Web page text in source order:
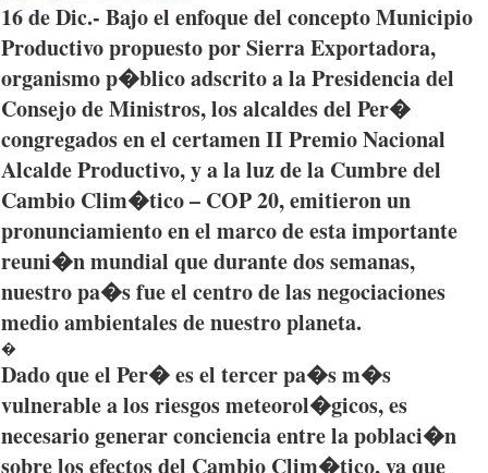
16 deDic.- Bajoel enfoquedel conceptoMunicipio
ProductivopropuestoporSierraExportadora,
organismop�blicoadscritoa laPresidenciadel
ConsejodeMinistros, losalcaldesdel Per�
congregadosen el certamenIIPremioNacional
AlcaldeProductivo, y a laluzde la Cumbredel
Cambio Clim�tico– COP 20,emitieronun
pronunciamientoen el marcodeestaimportante
reuni�nmundial quedurantedossemanas,
nuestropa�sfueel centrodelasnegociaciones
medioambientalesdenuestroplaneta.
�
Dadoqueel Per�esel tercerpa�sm�s
vulnerable a losriesgosmeteorol�gicos,es
necesariogenerarconcienciaentrelapoblaci�n
sobrelosefectosdel Cambio Clim�tico,yaque